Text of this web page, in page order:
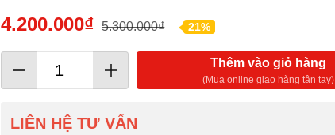
4.200.000₫ 5.300.000₫ 21%
Thêm vào giỏ hàng
(Mua online giao hàng tận tay)
LIÊN HỆ TƯ VẤN